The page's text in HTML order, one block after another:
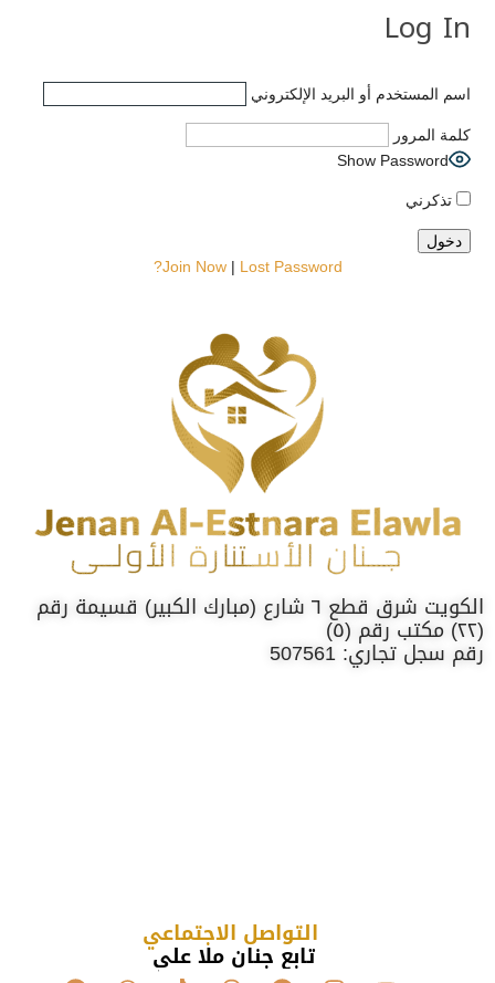
Log In
اسم المستخدم أو البريد الإلكتروني
كلمة المرور
Show Password
تذكرني
Join Now| Lost Password?
الكويت شرق قطع ٦ شارع (مبارك الكبير) قسيمة رقم
(٢٢) مكتب رقم (٥)
رقم سجل تجاري: 507561
التواصل الاجتماعي
تابع جنان ملا علي